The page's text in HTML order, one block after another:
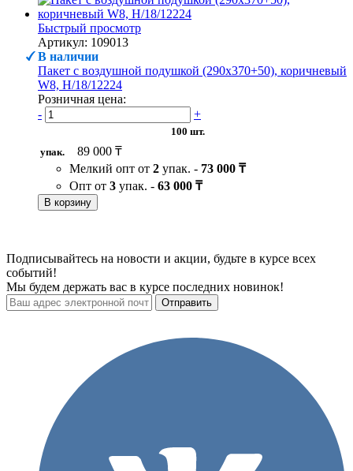
Быстрый просмотр
Артикул: 109013
В наличии
Пакет с воздушной подушкой (290х370+50), коричневый
W8, H/18/12224
Розничная цена:
-
+
100 шт.
упак.
89 000 ₸
Мелкий опт от 2 упак. - 73 000 ₸
Опт от 3 упак. - 63 000 ₸
В корзину
Подписывайтесь на новости и акции, будьте в курсе всех
событий!
Мы будем держать вас в курсе последних новинок!